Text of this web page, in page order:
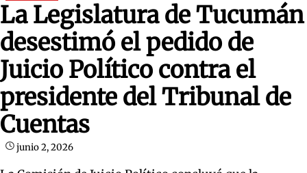
La Legislatura de Tucumán
desestimó el pedido de
Juicio Político contra el
presidente del Tribunal de
Cuentas
junio 2, 2026